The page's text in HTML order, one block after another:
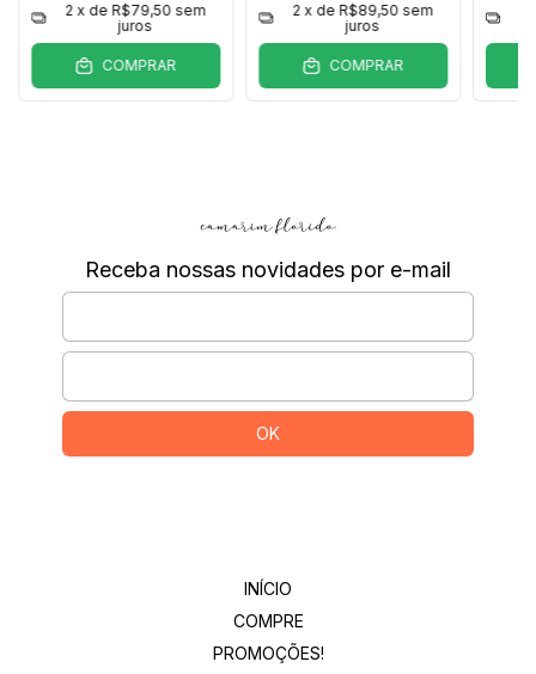
2 x de R$79,50 sem
juros
COMPRAR
2 x de R$89,50 sem
juros
COMPRAR
Receba nossas novidades por e-mail
INÍCIO
COMPRE
PROMOÇÕES!